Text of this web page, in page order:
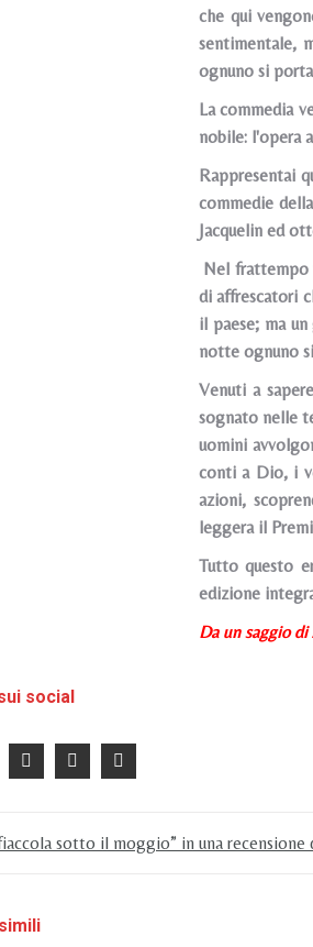
che qui
sentimentale,
ognuno si
La commedia
nobile: l'opera
Rappresentai
commedie
Jacquelin ed
Nel frattempo
di affrescatori
il paese; ma
notte ognuno
Venuti a
sognato nelle
uomini
conti a Dio, i
azioni,
leggera il
Tutto questo
edizione
Da un saggio di
social
sotto il moggio” in una